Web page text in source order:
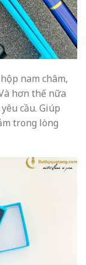
nam châm,
hơn thế nữa
cầu. Giúp
trong lòng